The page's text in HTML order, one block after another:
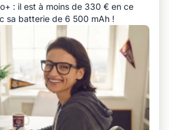
: il est à moins de 330 € en ce
sa batterie de 6 500 mAh !